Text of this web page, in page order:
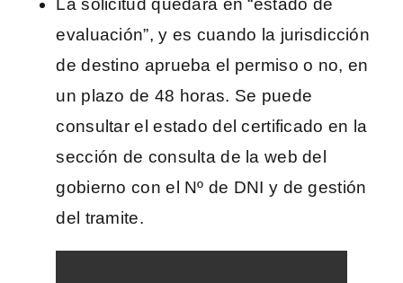
evaluación”, y es cuando la jurisdicción
de destino aprueba el permiso o no, en
un plazo de 48 horas. Se puede
consultar el estado del certificado en la
sección de consulta de la web del
gobierno con el Nº de DNI y de gestión
del tramite.